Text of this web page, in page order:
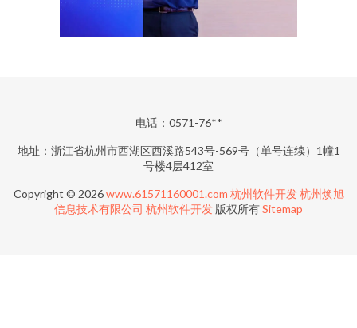
电话：0571-76**
地址：浙江省杭州市西湖区西溪路543号-569号（单号连续）1幢1
号楼4层412室
Copyright © 2026www.61571160001.com 杭州软件开发 杭州焕旭
信息技术有限公司 杭州软件开发 版权所有Sitemap